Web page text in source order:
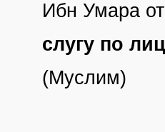
Ибн Умара
слугу по
(Муслим)